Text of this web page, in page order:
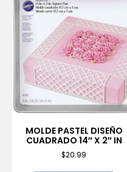
MOLDE PASTEL DISEÑO
CUADRADO 14″ X 2″ IN
$20.99